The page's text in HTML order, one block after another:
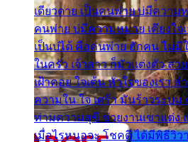
เดียวดาย เป็นคนพ่าย บ่มีความห
คนพ่าย บ่มีความหมาย เคียงใจเ
เป็นบ่ได้ คือคนพ่าย ฮักคน ไม่มี
ในครัว เจ้าสาว ก็มัวแต่งตัว สว
เฝ้าคอย ใจเต้น หัวใจของเรา
ความใน ใจ เศร้า มันร้าวระบ
ท่ามความสุขี ช่วยงานเขาแต่ง
เมื่อไรหนอจะ โชคดี ได้มีพิธีวิ